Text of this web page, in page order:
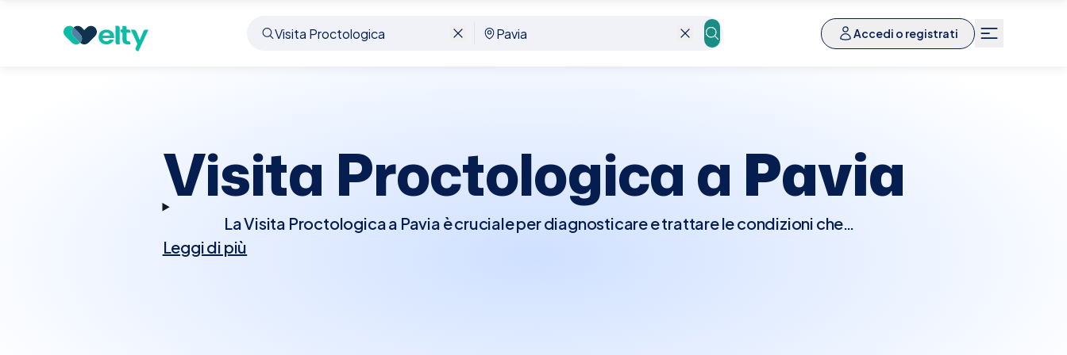
Accedi o registrati
Prenota visita Visita Proctologica Pavia
Visita Proctologica a Pavia
La Visita Proctologica a Pavia è cruciale per diagnosticare e trattare le condizioni che
affliggono il retto e l'ano, come emorroidi, fissure anali, fistole, e altre patologie proctologiche.
Leggi di più